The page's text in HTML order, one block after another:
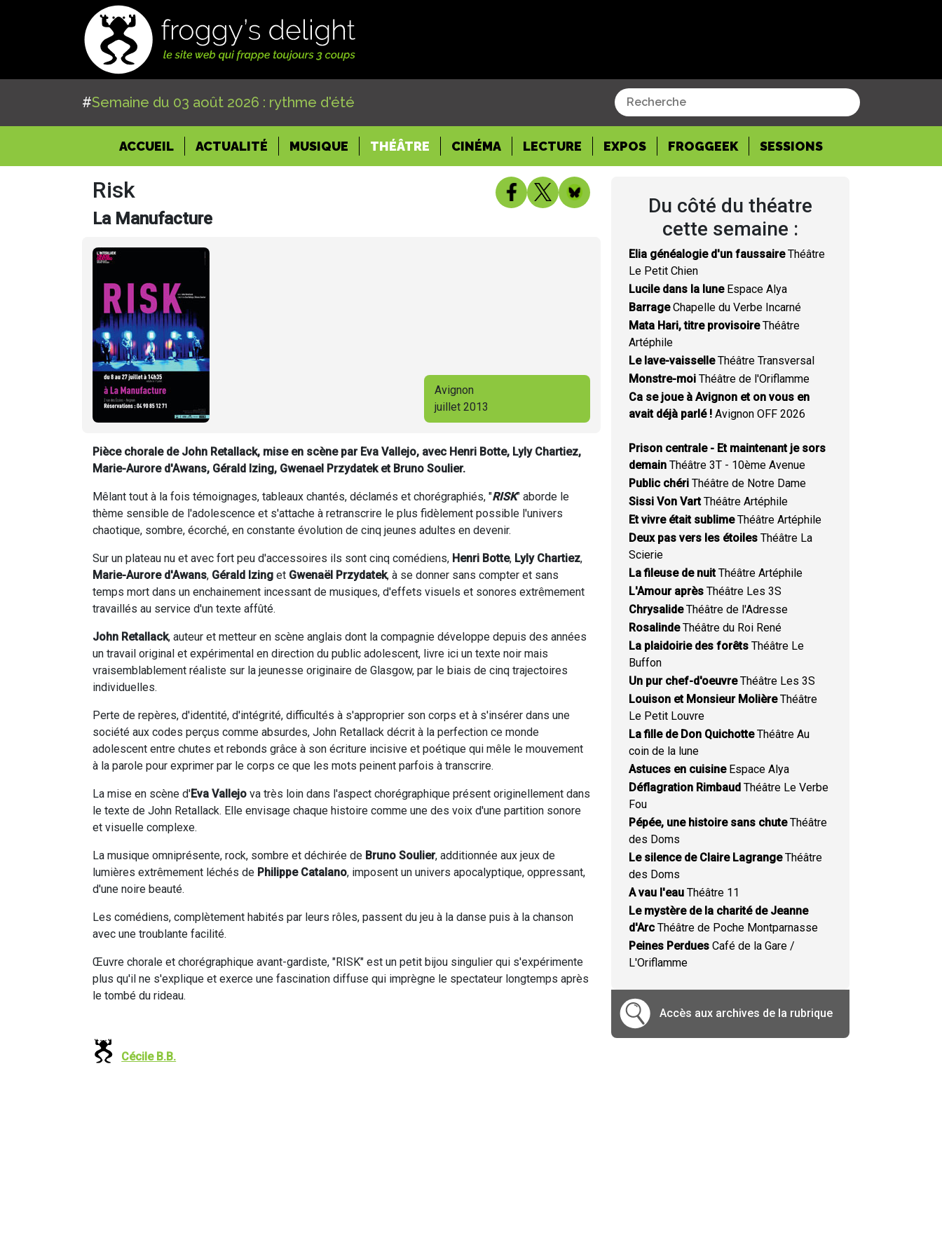
#Semaine du 03 août 2026 : rythme d'été
ACCUEIL(CURRENT)
ACTUALITÉ MUSIQUE THÉÂTRE CINÉMA LECTURE EXPOS FROGGEEK SESSIONS
Risk
La Manufacture
Avignon
juillet 2013
Pièce chorale de John Retallack, mise en scène par Eva Vallejo, avec Henri Botte, Lyly Chartiez,
Marie-Aurore d'Awans, Gérald Izing, Gwenael Przydatek et Bruno Soulier.
Mêlant tout à la fois témoignages, tableaux chantés, déclamés et chorégraphiés, "RISK" aborde le
thème sensible de l'adolescence et s'attache à retranscrire le plus fidèlement possible l'univers
chaotique, sombre, écorché, en constante évolution de cinq jeunes adultes en devenir.
Sur un plateau nu et avec fort peu d'accessoires ils sont cinq comédiens, Henri Botte, Lyly Chartiez,
Marie-Aurore d'Awans, Gérald Izing et Gwenaël Przydatek, à se donner sans compter et sans
temps mort dans un enchainement incessant de musiques, d'effets visuels et sonores extrêmement
travaillés au service d'un texte affûté.
John Retallack, auteur et metteur en scène anglais dont la compagnie développe depuis des années
un travail original et expérimental en direction du public adolescent, livre ici un texte noir mais
vraisemblablement réaliste sur la jeunesse originaire de Glasgow, par le biais de cinq trajectoires
individuelles.
Perte de repères, d'identité, d'intégrité, difficultés à s'approprier son corps et à s'insérer dans une
société aux codes perçus comme absurdes, John Retallack décrit à la perfection ce monde
adolescent entre chutes et rebonds grâce à son écriture incisive et poétique qui mêle le mouvement
à la parole pour exprimer par le corps ce que les mots peinent parfois à transcrire.
La mise en scène d'Eva Vallejo va très loin dans l'aspect chorégraphique présent originellement dans
le texte de John Retallack. Elle envisage chaque histoire comme une des voix d'une partition sonore
et visuelle complexe.
La musique omniprésente, rock, sombre et déchirée de Bruno Soulier, additionnée aux jeux de
lumières extrêmement léchés de Philippe Catalano, imposent un univers apocalyptique, oppressant,
d'une noire beauté.
Les comédiens, complètement habités par leurs rôles, passent du jeu à la danse puis à la chanson
avec une troublante facilité.
Œuvre chorale et chorégraphique avant-gardiste, "RISK" est un petit bijou singulier qui s'expérimente
plus qu'il ne s'explique et exerce une fascination diffuse qui imprègne le spectateur longtemps après
le tombé du rideau.
Cécile B.B.
Du côté du théatre
cette semaine :
Elia généalogie d'un faussaireThéâtre
Le Petit Chien
Lucile dans la luneEspace Alya
BarrageChapelle du Verbe Incarné
Mata Hari, titre provisoireThéâtre
Artéphile
Le lave-vaisselleThéâtre Transversal
Monstre-moi Théâtre de l'Oriflamme
Ca se joue à Avignon et on vous en
avait déjà parlé ! Avignon OFF 2026
Prison centrale - Et maintenant je sors
demain Théâtre 3T - 10ème Avenue
Public chéri Théâtre de Notre Dame
Sissi Von VartThéâtre Artéphile
Et vivre était sublimeThéâtre Artéphile
Deux pas vers les étoiles Théâtre La
Scierie
La fileuse de nuitThéâtre Artéphile
L'Amour après Théâtre Les 3S
ChrysalideThéâtre de l'Adresse
RosalindeThéâtre du Roi René
La plaidoirie des forêts Théâtre Le
Buffon
Un pur chef-d'oeuvreThéâtre Les 3S
Louison et Monsieur MolièreThéâtre
Le Petit Louvre
La fille de Don QuichotteThéâtre Au
coin de la lune
Astuces en cuisineEspace Alya
Déflagration Rimbaud Théâtre Le Verbe
Fou
Pépée, une histoire sans chuteThéâtre
des Doms
Le silence de Claire LagrangeThéâtre
des Doms
A vau l'eau Théâtre 11
Le mystère de la charité de Jeanne
d'Arc Théâtre de Poche Montparnasse
Peines Perdues Café de la Gare /
L'Oriflamme
Accès aux archives de la rubrique